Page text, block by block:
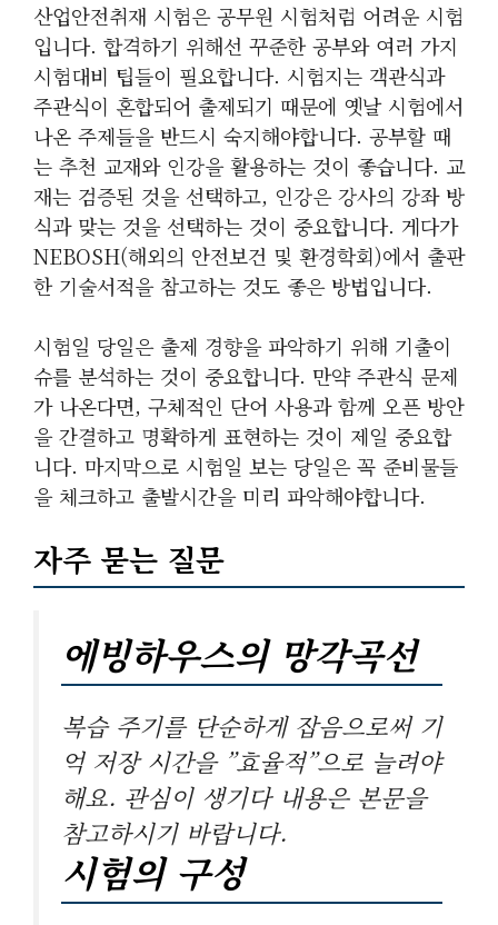
산업안전취재 시험은 공무원 시험처럼 어려운 시험
입니다. 합격하기 위해선 꾸준한 공부와 여러 가지
시험대비 팁들이 필요합니다. 시험지는 객관식과
주관식이 혼합되어 출제되기 때문에 옛날 시험에서
나온 주제들을 반드시 숙지해야합니다. 공부할 때
는 추천 교재와 인강을 활용하는 것이 좋습니다. 교
재는 검증된 것을 선택하고, 인강은 강사의 강좌 방
식과 맞는 것을 선택하는 것이 중요합니다. 게다가
NEBOSH(해외의 안전보건 및 환경학회)에서 출판
한 기술서적을 참고하는 것도 좋은 방법입니다.
시험일 당일은 출제 경향을 파악하기 위해 기출이
슈를 분석하는 것이 중요합니다. 만약 주관식 문제
가 나온다면, 구체적인 단어 사용과 함께 오픈 방안
을 간결하고 명확하게 표현하는 것이 제일 중요합
니다. 마지막으로 시험일 보는 당일은 꼭 준비물들
을 체크하고 출발시간을 미리 파악해야합니다.
자주 묻는 질문
에빙하우스의 망각곡선
복습 주기를 단순하게 잡음으로써 기
억 저장 시간을 ”효율적”으로 늘려야
해요. 관심이 생기다 내용은 본문을
참고하시기 바랍니다.
시험의 구성